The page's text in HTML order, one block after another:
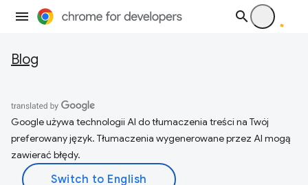
Blog
Google używa technologii AI do tłumaczenia treści na Twój
preferowany język. Tłumaczenia wygenerowane przez AI mogą
zawierać błędy.